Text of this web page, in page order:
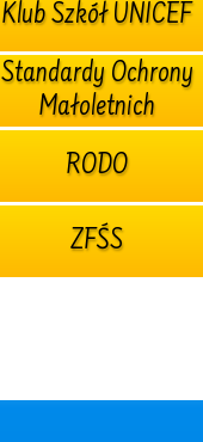
Klub Szkół UNICEF
Standardy Ochrony
Małoletnich
RODO
ZFŚS